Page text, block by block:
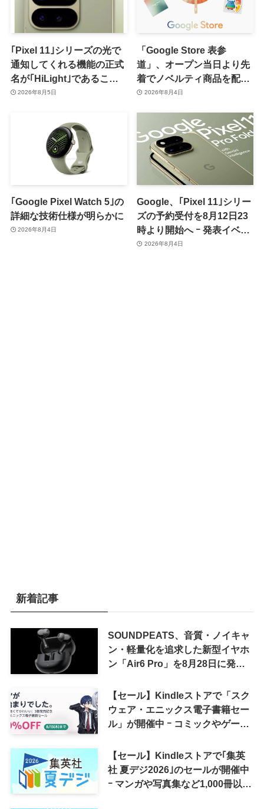
｢Pixel 11｣シリーズの光で
通知してくれる機能の正式
名が｢HiLight｣であること
が確認される
2026年8月5日
「Google Store 表参
道」、オープン当日より先
着でノベルティ商品を配布
へ2026年8月4日
｢Google Pixel Watch 5｣の
詳細な技術仕様が明らかに
2026年8月4日
Google、｢Pixel 11｣シリー
ズの予約受付を8月12日23
時より開始へ ｰ 発表イベン
トは翌13日午前7時〜
2026年8月4日
新着記事
SOUNDPEATS、音質・ノイキャ
ン・軽量化を追求した新型イヤホ
ン「Air6 Pro」を8月28日に発売
【セール】Kindleストアで「スク
ウェア・エニックス電子書籍セー
ル」が開催中 ｰ コミックやゲーム
【セール】Kindleストアで｢集英
社 夏デジ2026｣のセールが開催中
ｰ マンガや写真集など1,000冊以上